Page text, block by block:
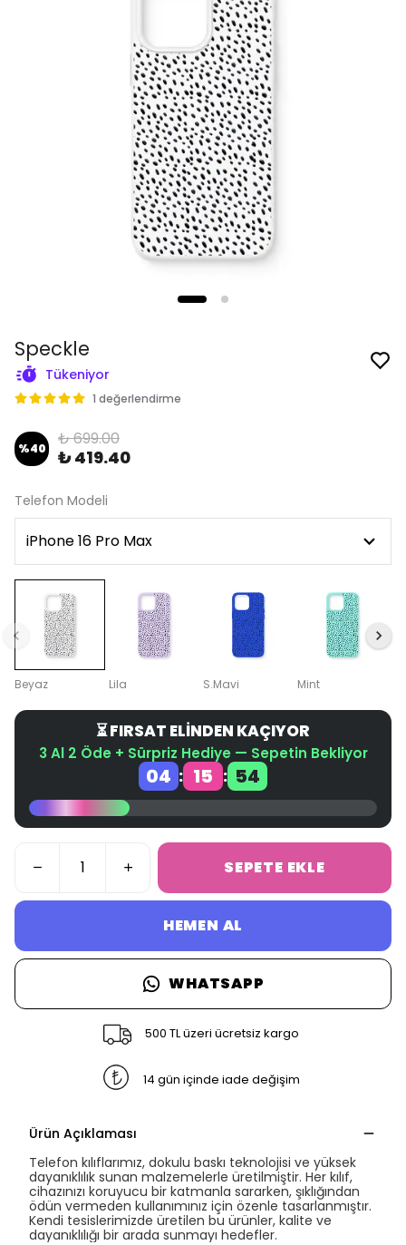
Speckle
Tükeniyor
1 değerlendirme
%40 ₺ 699.00
₺ 419.40
Telefon Modeli
Beyaz Lila S.Mavi Mint
⏳ FIRSAT ELİNDEN KAÇIYOR
3 Al 2 Öde + Sürpriz Hediye — Sepetin Bekliyor
04 : 15 : 54
SEPETE EKLE
HEMEN AL
WHATSAPP
500 TL üzeri ücretsiz kargo
14 gün içinde iade değişim
Ürün Açıklaması
Telefon kılıflarımız, dokulu baskı teknolojisi ve yüksek
dayanıklılık sunan malzemelerle üretilmiştir. Her kılıf,
cihazınızı koruyucu bir katmanla sararken, şıklığından
ödün vermeden kullanımınız için özenle tasarlanmıştır.
Kendi tesislerimizde üretilen bu ürünler, kalite ve
dayanıklılığı bir arada sunmayı hedefler.